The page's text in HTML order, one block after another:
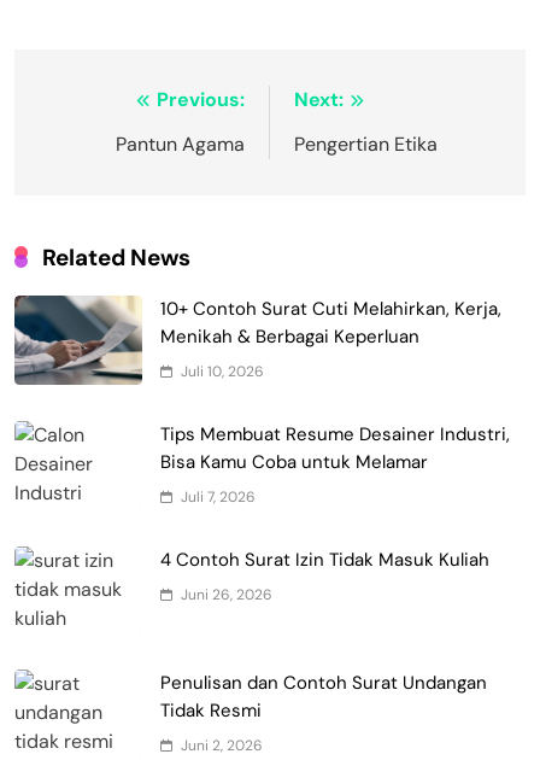
Navigasi Previous:
Pantun Agama
Next:
Pengertian Etika
Related News
10+ Contoh Surat Cuti Melahirkan, Kerja,
Menikah & Berbagai Keperluan
Juli 10, 2026
Tips Membuat Resume Desainer Industri,
Bisa Kamu Coba untuk Melamar
Juli 7, 2026
4 Contoh Surat Izin Tidak Masuk Kuliah
Juni 26, 2026
Penulisan dan Contoh Surat Undangan
Tidak Resmi
Juni 2, 2026